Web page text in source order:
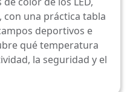
con una práctica tabla
deportivos e
qué temperatura
la seguridad y el